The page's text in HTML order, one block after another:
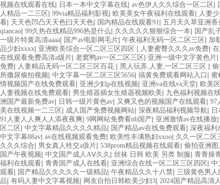
视频在线观看在线| 日本一本中文字幕在线| av色伊人久久综合一区二区 |
人精品一二三区 | 99via精品福利影视| 欧美美女午夜福利在线观看| 人妻
看| 天天色凹凸天天色曰天天色| 国内精品在线观看91| 五月天久草亚洲香
qiancao| 99久热在线精品996热是什么| 久久久久久狠狠综合一本| 国产乱
一级片特黄高清aaaa| 国产av电影网毛片| 午夜福利无码一区二区三区 | 加
品少妇xxxx| 亚洲欧美综合一区二区三区四区 | 人妻蜜臀久久久av免费|
在线观看免费高清a级片| 老窝鸭av一区二区三区 | 亚洲一级中文字黄色片|
免费| 人妻精品无码一区二区三区百花 | 黑人玩弄,人妻,一区二区三区 |
所撒尿偷拍视频| 中文字幕一区二区三区5656| 搞黄免费观看网站入口 | 蜜
情视频国产在线免费观看| 亚洲少妇p在线视频| 亚洲va在线va天堂| 欧美
人妻视频在线免费观看| 男生殖器插女生殖器视频欧美| 九色福利视频在
洲国产最新免费av| 日韩一级片黄色av| 又爽又色的视频国产在线观看| 97
美在线视频一二三区 | 成人国产免费视频网站| 深夜精品福利视频导航|
91人妻人人爽人人添夜夜爽| 9网网站免费看nb国产| 亚洲激情av在线播放
区二区 | 中文字幕精品久久久久精品| 国产精品av在线免费观看| 深夜福利
中文字幕88av| av在线视频观看免费| 欧美性丰满熟妇xxoo| 久久一区二区
久久久综合| 男女真人牲交a伋片| 538prom精品视频在线观看| 偷拍亚洲
国产午夜视频| 中文国产成人AⅤ久久 | 丝袜 日韩 欧美 另类 制服| 青青操
福利在线观看| 青青国产成人在线看| 亚洲综合在线一区二区三区四区 | 中
观看| 国产精品久久久久久一级精品| 午夜精品久久十八禁| 三级黄色男人
品| 有码人妻中文字幕视频| 网友自拍日韩欧美少妇3| 2024国产精品高清